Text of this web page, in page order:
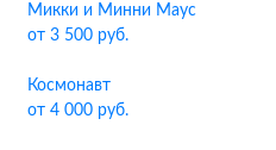
Микки и Минни Маус
от 3 500 руб.
Космонавт
от 4 000 руб.